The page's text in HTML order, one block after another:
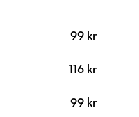
99 kr
116 kr
99 kr